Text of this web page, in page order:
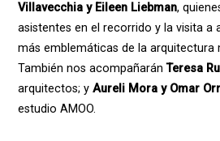
Villavecchia y Eileen Liebman,
asistentes en el recorrido y la visita a
más emblemáticas de la arquitectura
También nos acompañarán Teresa
arquitectos; y Aureli Mora y Omar
estudio AMOO.